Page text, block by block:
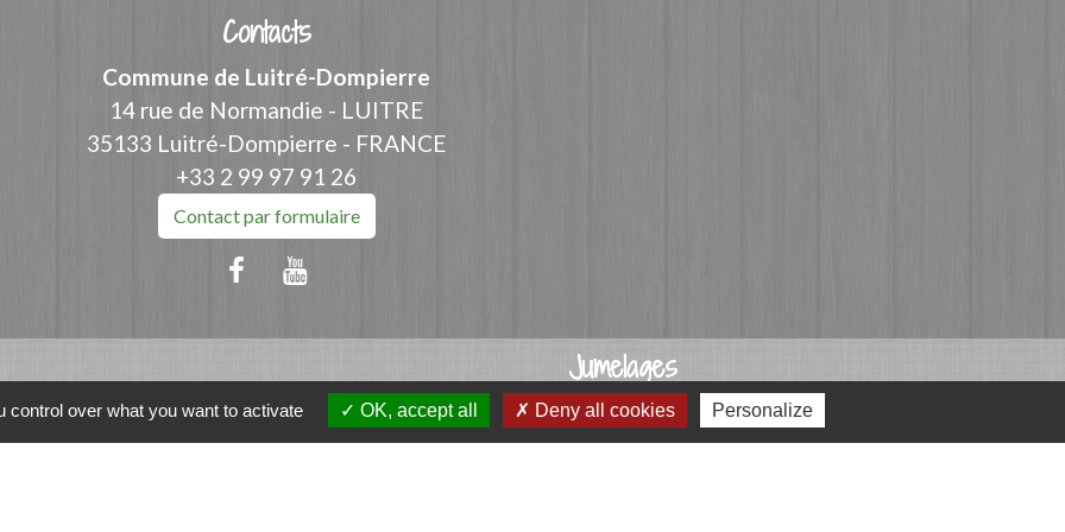
Contacts
Commune de Luitré-Dompierre
14 rue de Normandie - LUITRE
35133 Luitré-Dompierre - FRANCE
+33 2 99 97 91 26
Contact par formulaire
Jumelages
Przygodzice, Pologne
over what you want to activate OK, accept all Deny all cookies Personalize